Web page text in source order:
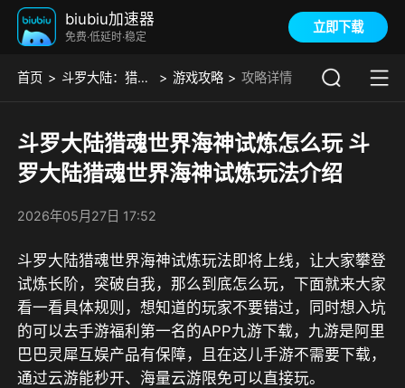
biubiu加速器
免费·低延时·稳定
立即下载
首页 斗罗大陆：猎魂世界 游戏攻略 攻略详情
斗罗大陆猎魂世界海神试炼怎么玩 斗
罗大陆猎魂世界海神试炼玩法介绍
2026年05月27日 17:52
斗罗大陆猎魂世界海神试炼玩法即将上线，让大家攀登
试炼长阶，突破自我，那么到底怎么玩，下面就来大家
看一看具体规则，想知道的玩家不要错过，同时想入坑
的可以去手游福利第一名的APP九游下载， 九游是阿里
巴巴灵犀互娱产品有保障，且在这儿手游不需要下载，
通过云游能秒开、海量云游限免可以直接玩。